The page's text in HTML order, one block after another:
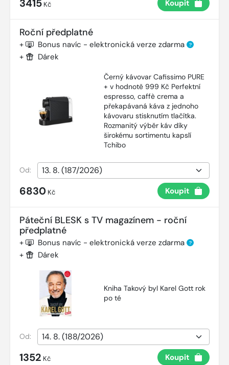
3415 Kč Koupit
Roční předplatné
+ Bonus navíc - elektronická verze zdarma ?
+ Dárek
Černý kávovar Cafissimo PURE
+ v hodnotě 999 Kč Perfektní
espresso, caffè crema a
překapávaná káva z jednoho
kávovaru stisknutím tlačítka.
Rozmanitý výběr káv díky
širokému sortimentu kapslí
Tchibo
Od:
6830 Kč Koupit
Páteční BLESK s TV magazínem - roční
předplatné
+ Bonus navíc - elektronická verze zdarma ?
+ Dárek
Kniha Takový byl Karel Gott rok
po té
Od:
1352 Kč Koupit